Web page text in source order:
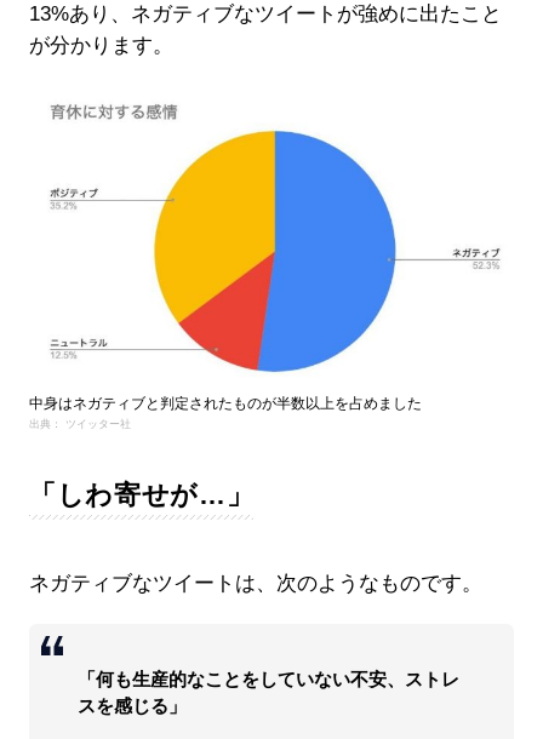
13%あり、ネガティブなツイートが強めに出たこと
が分かります。
中身はネガティブと判定されたものが半数以上を占めました
出典： ツイッター社
「しわ寄せが…」
ネガティブなツイートは、次のようなものです。
「何も生産的なことをしていない不安、ストレ
スを感じる」